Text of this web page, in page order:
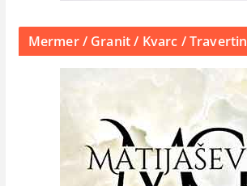
Mermer / Granit / Kvarc / Travertin